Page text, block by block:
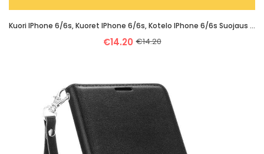
Kuori IPhone 6/6s, Kuoret IPhone 6/6s, Kotelo IPhone 6/6s Suojaus Tila Yksinkertainen Valo Keltaiset
€14.20 €14.20